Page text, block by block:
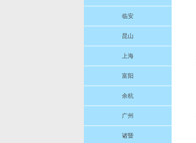
临安
昆山
上海
富阳
余杭
广州
诸暨